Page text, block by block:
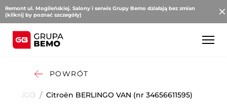
Remont ul. Mogileńskiej. Salony i serwis Grupy Bemo działają bez zmian
(kliknij by poznać szczegóły)
POWRÓT
/ Citroën BERLINGO VAN (nr 34656611595)